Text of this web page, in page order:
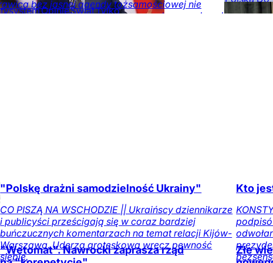
OpinieŚwiatTylko
Rzeczy
bez jasnej agendy tożsamościowej nie
prawicą. Ale prawica bez agendy rozwojowej
"Polskę drażni samodzielność Ukrainy"
CO PISZĄ NA WSCHODZIE || Ukraińscy dziennikarze
i publicyści prześcigają się w coraz bardziej
buńczucznych komentarzach na temat relacji Kijów-
Warszawa. Uderza groteskowa wręcz pewność
siebie.
Kto
"Wetomat". Nawrocki zaprasza rząd
Złe